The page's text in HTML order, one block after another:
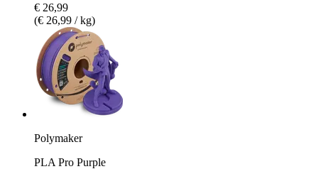
€ 26,99
(€ 26,99 / kg)
Polymaker
PLA Pro Purple